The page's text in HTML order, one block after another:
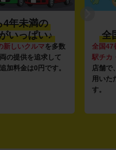
4年未満の
いっぱい♪
新しいクルマを多数
の提供を追求して
加料金は0円です。
全
全国47
駅チカ
店舗で
用いた
す。